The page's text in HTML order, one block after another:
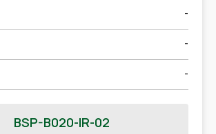
-
-
-
BSP-B020-IR-02